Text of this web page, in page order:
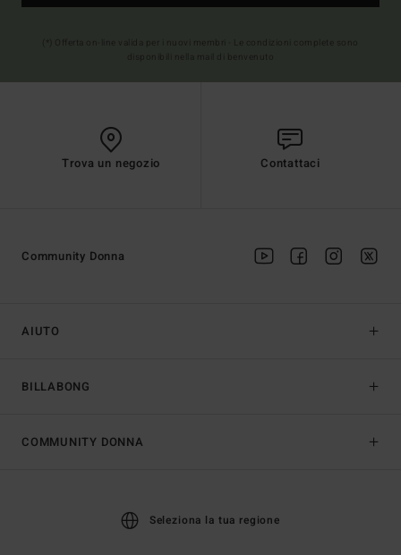
Trova un negozio Contattaci
AIUTO
BILLABONG
Community Donna
COMMUNITY DONNA
Seleziona la tua regione